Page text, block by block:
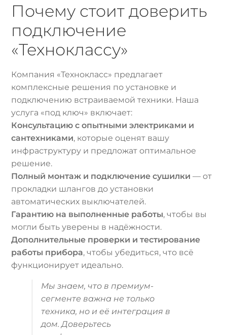
Почему стоит доверить
подключение
«Техноклассу»
Компания «Технокласс» предлагает
комплексные решения по установке и
подключению встраиваемой техники. Наша
услуга «под ключ» включает:
Консультацию с опытными электриками и
сантехниками, которые оценят вашу
инфраструктуру и предложат оптимальное
решение.
Полный монтаж и подключение сушилки — от
прокладки шлангов до установки
автоматических выключателей.
Гарантию на выполненные работы, чтобы вы
могли быть уверены в надёжности.
Дополнительные проверки и тестирование
работы прибора, чтобы убедиться, что всё
функционирует идеально.
Мы знаем, что в премиум-
сегменте важна не только
техника, но и её интеграция в
дом. Доверьтесь